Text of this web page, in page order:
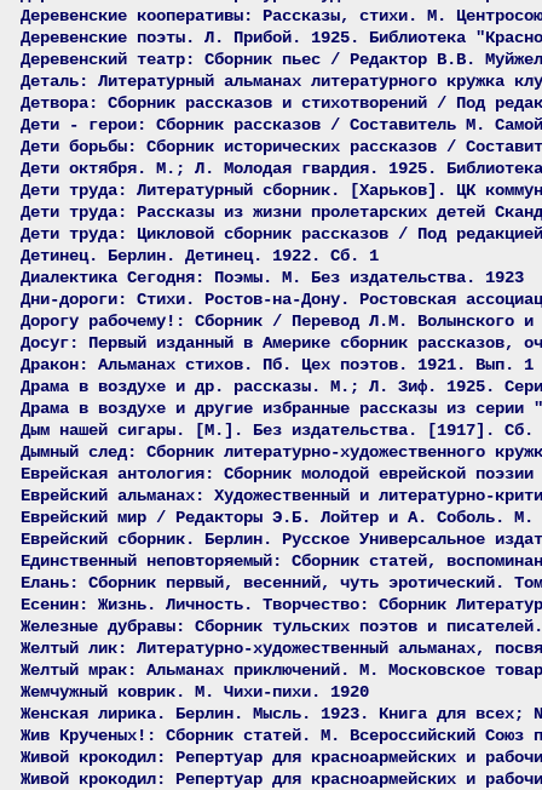
Деревенские кооперативы: Рассказы, стихи. М.
Деревенские поэты. Л. Прибой. 1925. Библиотека
Деревенский театр: Сборник пьес / Редактор В.В.
Деталь: Литературный альманах литературного кружка
Детвора: Сборник рассказов и стихотворений / Под
Дети - герои: Сборник рассказов / Составитель М.
Дети борьбы: Сборник исторических рассказов /
Дети октября. М.; Л. Молодая гвардия. 1925.
Дети труда: Литературный сборник. [Харьков]. ЦК
Дети труда: Рассказы из жизни пролетарских детей
Дети труда: Цикловой сборник рассказов / Под
Детинец. Берлин. Детинец. 1922. Сб. 1
Диалектика Сегодня: Поэмы. М. Без издательства. 1923
Дни-дороги: Стихи. Ростов-на-Дону. Ростовская
Дорогу рабочему!: Сборник / Перевод Л.М. Волынского
Досуг: Первый изданный в Америке сборник рассказов,
Дракон: Альманах стихов. Пб. Цех поэтов. 1921. Вып. 1
Драма в воздухе и др. рассказы. М.; Л. Зиф. 1925.
Драма в воздухе и другие избранные рассказы из
Дым нашей сигары. [М.]. Без издательства. [1917]. Сб.
Дымный след: Сборник литературно-художественного
Еврейская антология: Сборник молодой еврейской
Еврейский альманах: Художественный и литературно-
Еврейский мир / Редакторы Э.Б. Лойтер и А. Соболь.
Еврейский сборник. Берлин. Русское Универсальное
Единственный неповторяемый: Сборник статей,
Елань: Сборник первый, весенний, чуть эротический.
Есенин: Жизнь. Личность. Творчество: Сборник
Железные дубравы: Сборник тульских поэтов и
Желтый лик: Литературно-художественный альманах,
Желтый мрак: Альманах приключений. М. Московское
Жемчужный коврик. М. Чихи-пихи. 1920
Женская лирика. Берлин. Мысль. 1923. Книга для всех;
Жив Крученых!: Сборник статей. М. Всероссийский Союз
Живой крокодил: Репертуар для красноармейских и
Живой крокодил: Репертуар для красноармейских и